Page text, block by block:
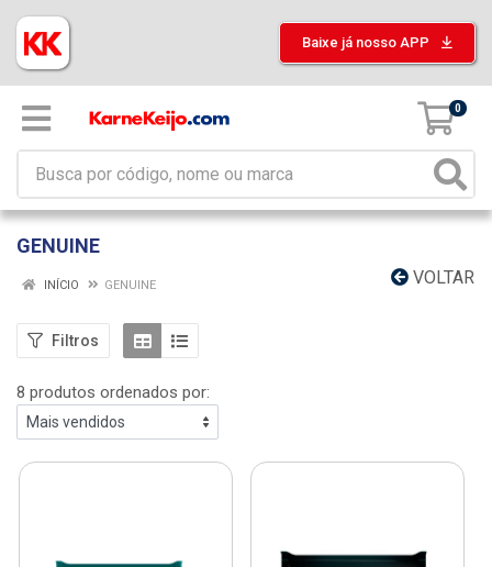
Baixe já nosso APP
0
GENUINE
VOLTAR
INÍCIO GENUINE
Filtros
8 produtos ordenados por: